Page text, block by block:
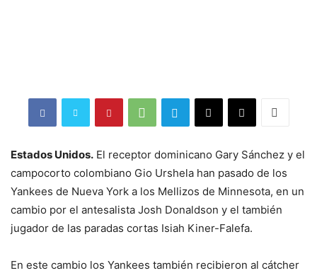
Estados Unidos. El receptor dominicano Gary Sánchez y el
campocorto colombiano Gio Urshela han pasado de los
Yankees de Nueva York a los Mellizos de Minnesota, en un
cambio por el antesalista Josh Donaldson y el también
jugador de las paradas cortas Isiah Kiner-Falefa.
En este cambio los Yankees también recibieron al cátcher